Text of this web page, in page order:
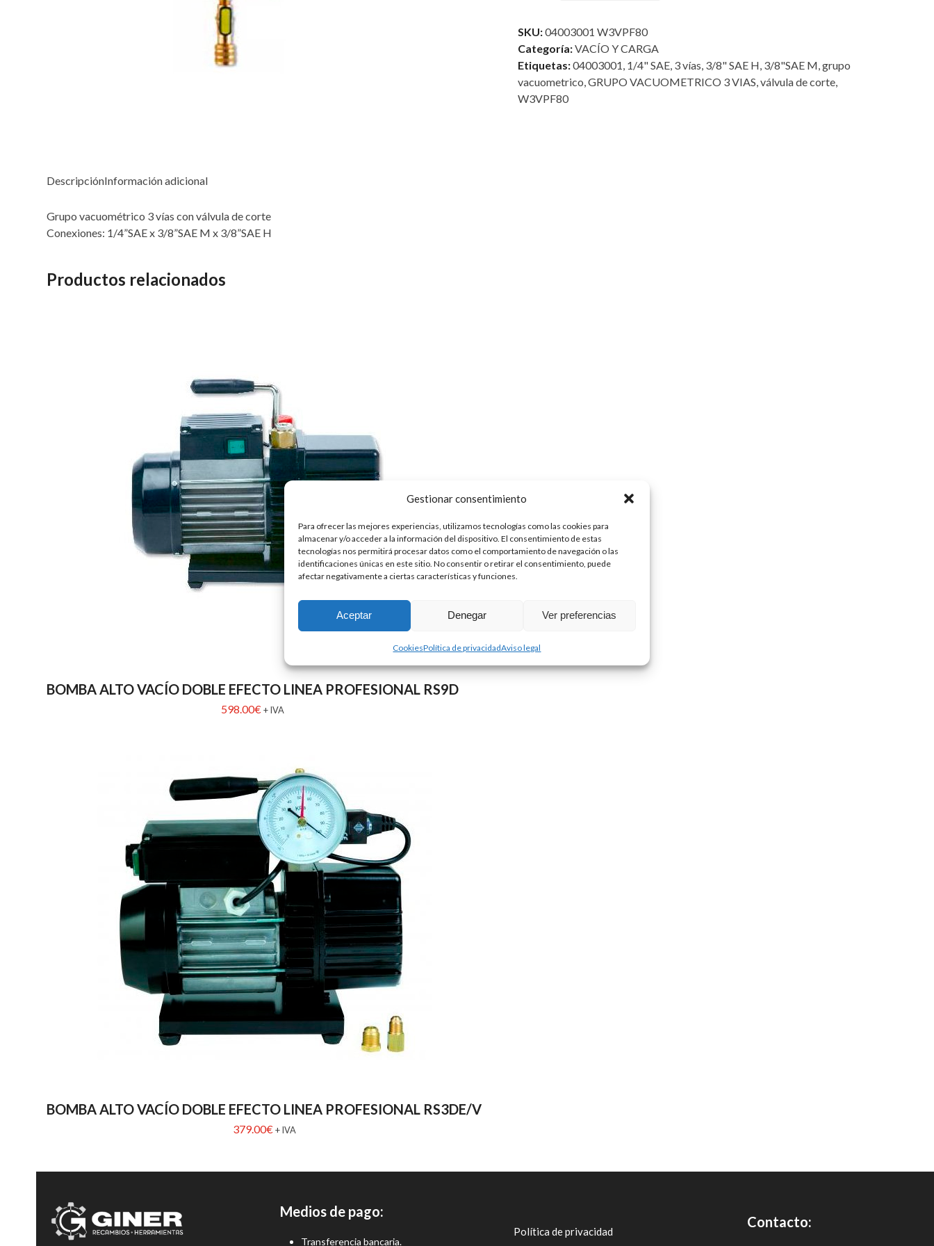
Gestionar consentimiento
Para ofrecer las mejores experiencias, utilizamos tecnologías como las cookies para
almacenar y/o acceder a la información del dispositivo. El consentimiento de estas
tecnologías nos permitirá procesar datos como el comportamiento de navegación o las
identificaciones únicas en este sitio. No consentir o retirar el consentimiento, puede
afectar negativamente a ciertas características y funciones.
Aceptar Denegar Ver preferencias
CookiesPolítica de privacidadAviso legal
CON
VÁLVULA
DE
CORTE
cantidad
SKU:04003001 W3VPF80
Categoría:VACÍO Y CARGA
Etiquetas:04003001, 1/4" SAE, 3 vías, 3/8" SAE H, 3/8"SAE M,grupo
vacuometrico,GRUPO VACUOMETRICO 3 VIAS,válvula de corte,
W3VPF80
DescripciónInformación adicional
Grupo vacuométrico 3 vías con válvula de corte
Conexiones: 1/4”SAE x 3/8”SAE M x 3/8”SAE H
Productos relacionados
BOMBA ALTO VACÍO DOBLE EFECTO LINEA PROFESIONAL RS9D
598.00€ + IVA
BOMBA ALTO VACÍO DOBLE EFECTO LINEA PROFESIONAL RS3DE/V
379.00€ + IVA
Medios de pago:
Transferencia bancaria.
Política de privacidad
Contacto: